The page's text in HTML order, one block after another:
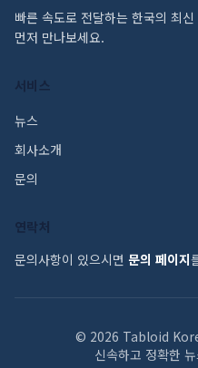
빠른 속도로 전달하는 한국의 최
먼저 만나보세요.
서비스
뉴스
회사소개
문의
연락처
문의사항이 있으시면 문의 페이지
© 2026 Tabloid
신속하고 정확한